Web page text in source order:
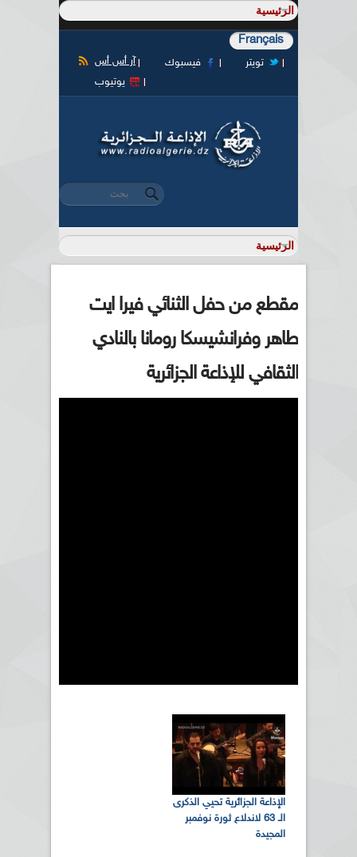
Français
آر أس أس فيسبوك
تويتر
يوتيوب
استمارة البحث
‏بحث ‏
مقطع من حفل الثنائي فيرا ايت
طاهر وفرانشيسكا رومانا بالنادي
الثقافي للإذاعة الجزائرية
الإذاعة الجزائرية تحيي الذكرى
الـ 63 لاندلاع ثورة نوفمبر
المجيدة